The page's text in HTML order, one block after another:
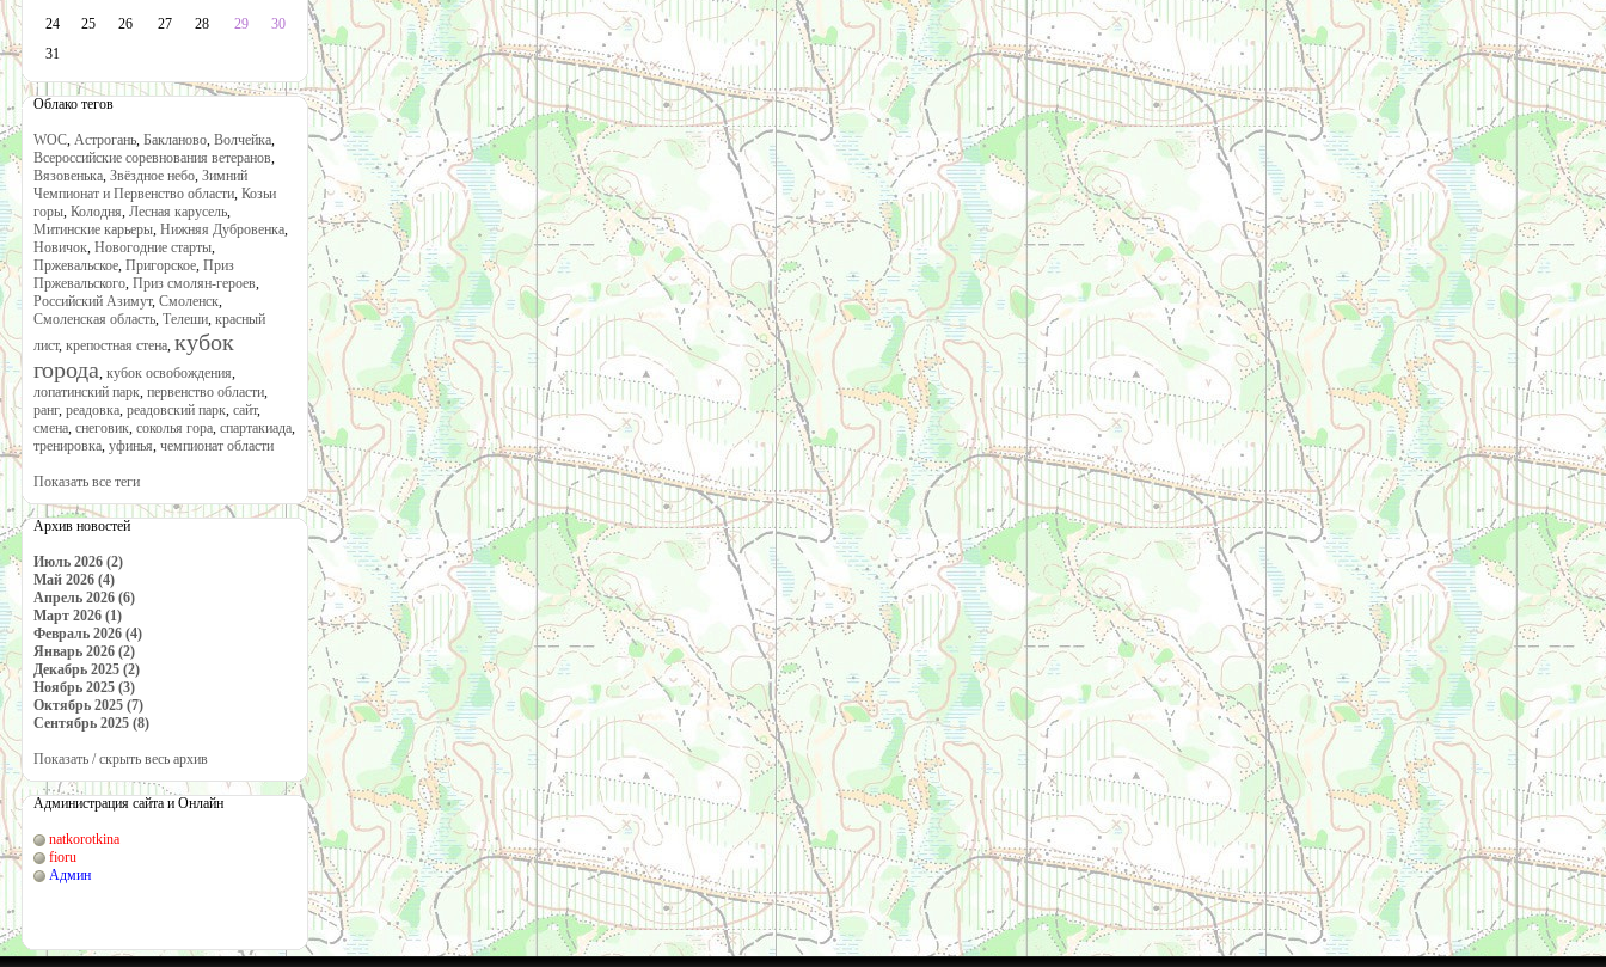
24
25 26 27 28 29
30
31
Облако тегов
WOC, Астрогань, Бакланово, Волчейка,
Всероссийские соревнования ветеранов,
Вязовенька, Звёздное небо, Зимний
Чемпионат и Первенство области, Козьи
горы, Колодня, Лесная карусель,
Митинские карьеры, Нижняя Дубровенка,
Новичок, Новогодние старты,
Пржевальское, Пригорское, Приз
Пржевальского, Приз смолян-героев,
Российский Азимут, Смоленск,
Смоленская область, Телеши, красный
лист, крепостная стена, кубок
города, кубок освобождения,
лопатинский парк, первенство области,
ранг, реадовка, реадовский парк, сайт,
смена, снеговик, соколья гора, спартакиада,
тренировка, уфинья, чемпионат области
Показать все теги
Архив новостей
Июль 2026 (2)
Май 2026 (4)
Апрель 2026 (6)
Март 2026 (1)
Февраль 2026 (4)
Январь 2026 (2)
Декабрь 2025 (2)
Ноябрь 2025 (3)
Октябрь 2025 (7)
Сентябрь 2025 (8)
Показать / скрыть весь архив
Администрация сайта и Онлайн
natkorotkina
fioru
Админ